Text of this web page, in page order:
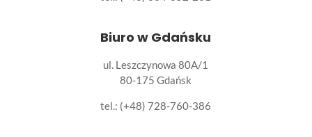
Biuro w Gdańsku
ul. Leszczynowa 80A/1
80-175 Gdańsk
tel.: (+48) 728-760-386